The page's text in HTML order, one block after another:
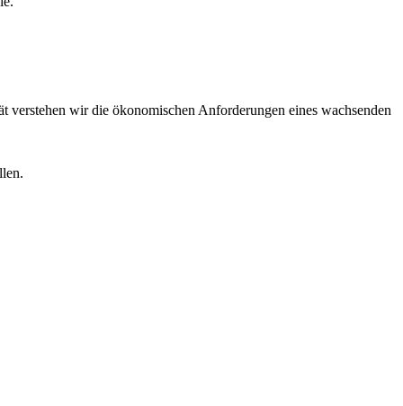
wir die ökonomischen Anforderungen eines wachsenden